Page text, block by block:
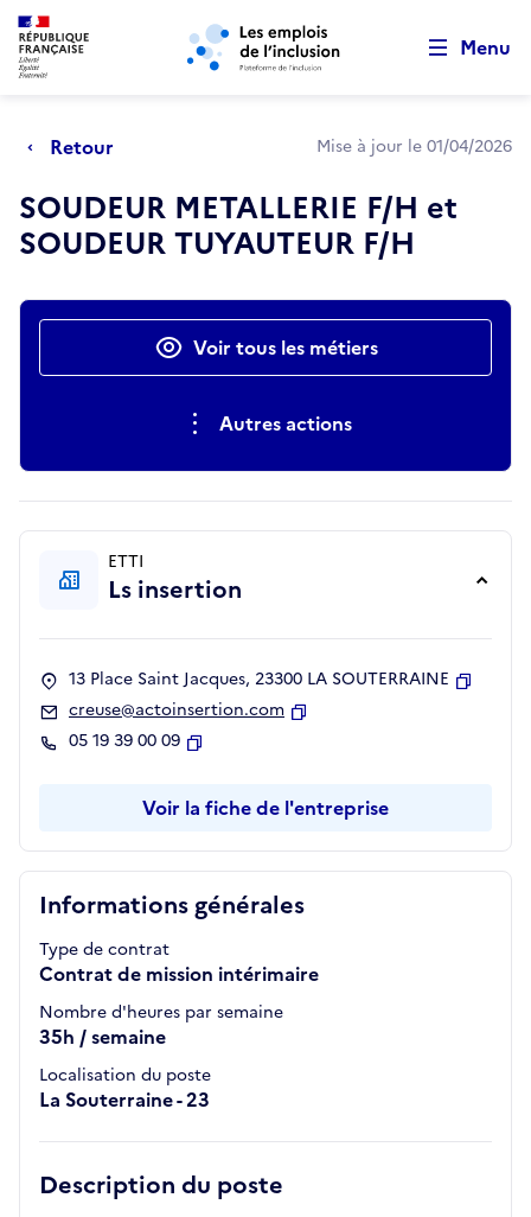
Aller au menu principal Aller au contenu principal
Menu
Retour Mise à jour le 01/04/2026
SOUDEUR METALLERIE F/H et
SOUDEUR TUYAUTEUR F/H
Actions rapidesVoir tous les métiers
Autres actions
Informations générales
Type de contrat
Contrat de mission intérimaire
Nombre d'heures par semaine
35h / semaine
Localisation du poste
La Souterraine - 23
Description du poste
ETTI
Ls insertion
13 Place Saint Jacques, 23300 LA SOUTERRAINE
creuse@actoinsertion.com
05 19 39 00 09
Voir la fiche de l'entreprise
Retour au début de la page
Panneau de gestion des cookies